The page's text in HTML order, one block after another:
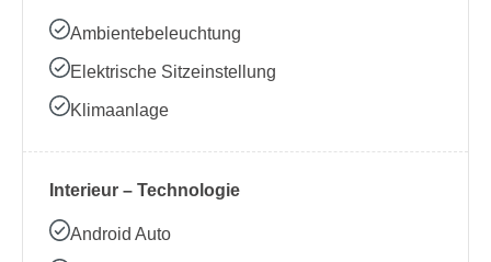
Ambientebeleuchtung
Elektrische Sitzeinstellung
Klimaanlage
Interieur – Technologie
Android Auto